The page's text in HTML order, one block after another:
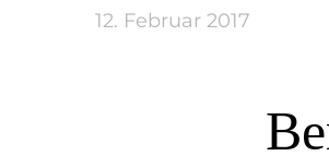
12. Februar 2017